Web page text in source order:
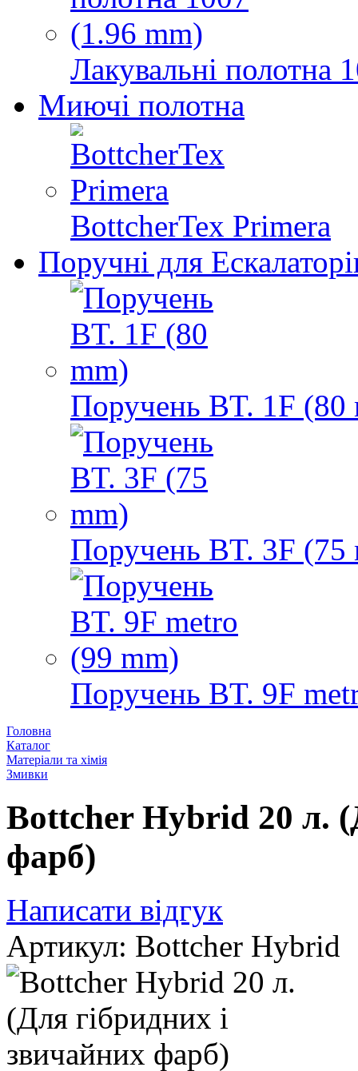
Лакувальні полотна
Миючі полотна
BottcherTex Primera
Поручні для
Поручень BT. 1F (80
Поручень BT. 3F (75
Поручень BT. 9F
Головна
Каталог
Матеріали та хімія
Змивки
Bottcher Hybrid 20 л.
фарб)
Написати відгук
Артикул: Bottcher Hybrid